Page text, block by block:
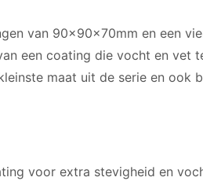
van 90x90x70mm en een
een coating die vocht en vet
maat uit de serie en ook
voor extra stevigheid en